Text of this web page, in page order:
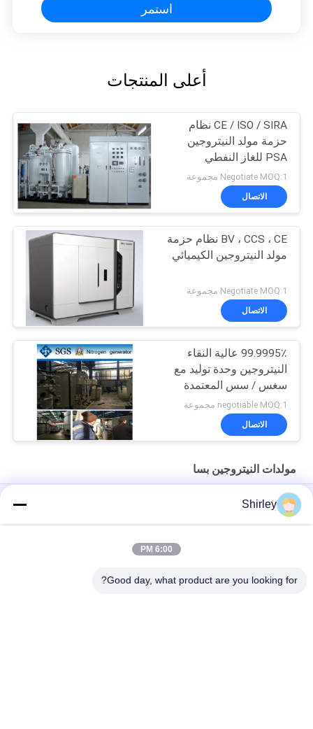
استمر
أعلى المنتجات
CE / ISO / SIRA نظام
حزمة مولد النيتروجين
PSA للغاز النفطي
Negotiate MOQ:1 مجموعة
الاتصال
BV ، CCS ، CE نظام حزمة
مولد النيتروجين الكيميائي
Negotiate MOQ:1 مجموعة
الاتصال
99.9995٪ عالية النقاء
النيتروجين وحدة توليد مع
سغس / سس المعتمدة
negotiable MOQ:1 مجموعة
الاتصال
مولدات النيتروجين بسا
النقاء وتوفير 90% من التكاليف
Shirley
6:00 PM
Good day, what product are you looking for?